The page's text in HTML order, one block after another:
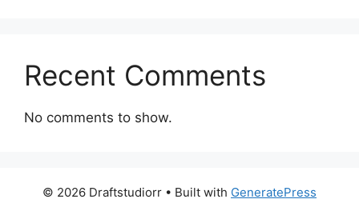
Recent Comments
No comments to show.
© 2026 Draftstudiorr • Built with GeneratePress